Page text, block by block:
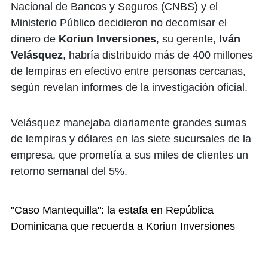
Nacional de Bancos y Seguros (CNBS) y el
Ministerio Público decidieron no decomisar el
dinero de Koriun Inversiones, su gerente, Iván
Velásquez, habría distribuido más de 400 millones
de lempiras en efectivo entre personas cercanas,
según revelan informes de la investigación oficial.
Velásquez manejaba diariamente grandes sumas
de lempiras y dólares en las siete sucursales de la
empresa, que prometía a sus miles de clientes un
retorno semanal del 5%.
"Caso Mantequilla": la estafa en República
Dominicana que recuerda a Koriun Inversiones